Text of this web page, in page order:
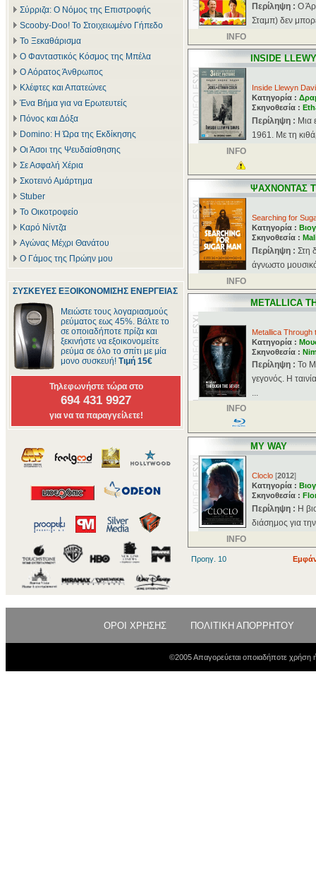
Σύρριζα: Ο Νόμος της Επιστροφής
Scooby-Doo! Το Στοιχειωμένο Γήπεδο
Το Ξεκαθάρισμα
Ο Φανταστικός Κόσμος της Μπέλα
Ο Αόρατος Άνθρωπος
Κλέφτες και Απατεώνες
Ένα Βήμα για να Ερωτευτείς
Πόνος και Δόξα
Domino: Η Ώρα της Εκδίκησης
Οι Άσοι της Ψευδαίσθησης
Σε Ασφαλή Χέρια
Σκοτεινό Αμάρτημα
Stuber
Το Οικοτροφείο
Καρό Νίντζα
Αγώνας Μέχρι Θανάτου
Ο Γάμος της Πρώην μου
ΣΥΣΚΕΥΕΣ ΕΞΟΙΚΟΝΟΜΙΣΗΣ ΕΝΕΡΓΕΙΑΣ
Μειώστε τους λογαριασμούς
ρεύματος εως 45%. Βάλτε το
σε οποιαδήποτε πρίζα και
ξεκινήστε να εξοικονομείτε
ρεύμα σε όλο το σπίτι με μία
μονο συσκευή! Τιμή 15€
Τηλεφωνήστε τώρα στο
694 431 9927
για να τα παραγγείλετε!
Περίληψη : Ο
Σταμπ) δεν
INFO
INSIDE
Inside Llewyn
Κατηγορία :
Σκηνοθεσία :
Περίληψη : Μια
1961. Με τη
INFO
ΨΑΧΝΟΝΤΑΣ
Searching for
Κατηγορία :
Σκηνοθεσία :
Περίληψη : Στη
άγνωστο
INFO
METALLICA
Metallica Through
Κατηγορία :
Σκηνοθεσία :
Περίληψη : Το
γεγονός. Η
...
INFO
MY WAY
Cloclo [2012]
Κατηγορία :
Σκηνοθεσία :
Περίληψη : Η
διάσημος για
INFO
Προηγ. 10
ΟΡΟΙ ΧΡΗΣΗΣ ΠΟΛΙΤΙΚΗ ΑΠΟΡΡΗΤΟΥ
©2005 Απαγορεύεται οποιαδήποτε χρήση